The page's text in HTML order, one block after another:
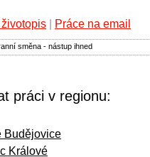
práci v regionu:
Budějovice
Králové
Práce na email
směna - nástup ihned